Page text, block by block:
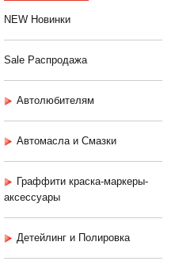
NEW Новинки
Sale Распродажа
Автолюбителям
Автомасла и Смазки
Граффити краска-маркеры-
аксессуары
Детейлинг и Полировка